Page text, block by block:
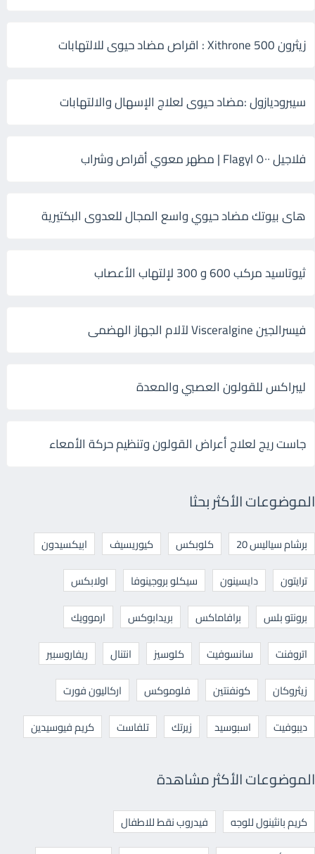
زيثرون 500 Xithrone : اقراص مضاد حيوى للالتهابات
سيبروديازول :مضاد حيوى لعلاج الإسهال والالتهابات
فلاجيل ٥٠٠ Flagyl | مطهر معوي أقراص وشراب
هاى بيوتك مضاد حيوي واسع المجال للعدوى البكتيرية
ثيوتاسيد مركب 600 و 300 لإلتهاب الأعصاب
فيسرالجين Visceralgine لآلام الجهاز الهضمى
ليبراكس للقولون العصبي والمعدة
جاست ريج لعلاج أعراض القولون وتنظيم حركة الأمعاء
الموضوعات الأكثر بحثا
برشام سياليس 20 كلوبكس كيوريسيف
ابيكسيدون
ترايتون
دايسينون سيكلو بروجينوفا
اولابكس
برونتو بلس
برافاماكس بريدابوكس
ارموويك
اتروفنت
سانسوفيت كلوسيز انتنال
ريفاروسبير
زيثروكان
كونفنتين فلوموكس
اركاليون فورت
ديبوفيت
اسبوسيد زيرتك تلفاست كريم فيوسيدين
الموضوعات الأكثر مشاهدة
كريم بانثينول للوجه
فيدروب نقط للاطفال